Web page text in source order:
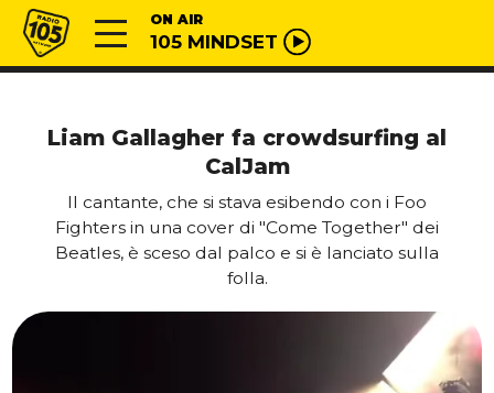
Vai al contenuto
Radio 105 ON AIR
105 MINDSET
Liam Gallagher fa crowdsurfing al
CalJam
Il cantante, che si stava esibendo con i Foo
Fighters in una cover di "Come Together" dei
Beatles, è sceso dal palco e si è lanciato sulla
folla.